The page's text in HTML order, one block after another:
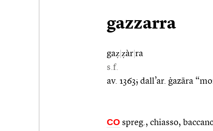
gazzarra
gaẓ ẓàr ra
s.f.
av. 1363; dall’ar. ġazāra
CO spreg., chiasso,